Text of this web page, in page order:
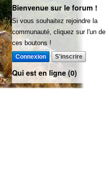
Bienvenue sur le forum !
Si vous souhaitez rejoindre la
communauté, cliquez sur l'un de
ces boutons !
Connexion S'inscrire
Qui est en ligne (0)